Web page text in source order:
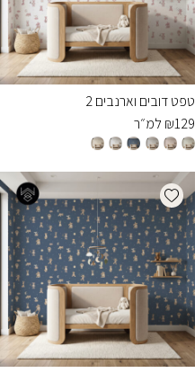
טפט דובים וארנבים 2
₪129 למ״ר
Add wishlist